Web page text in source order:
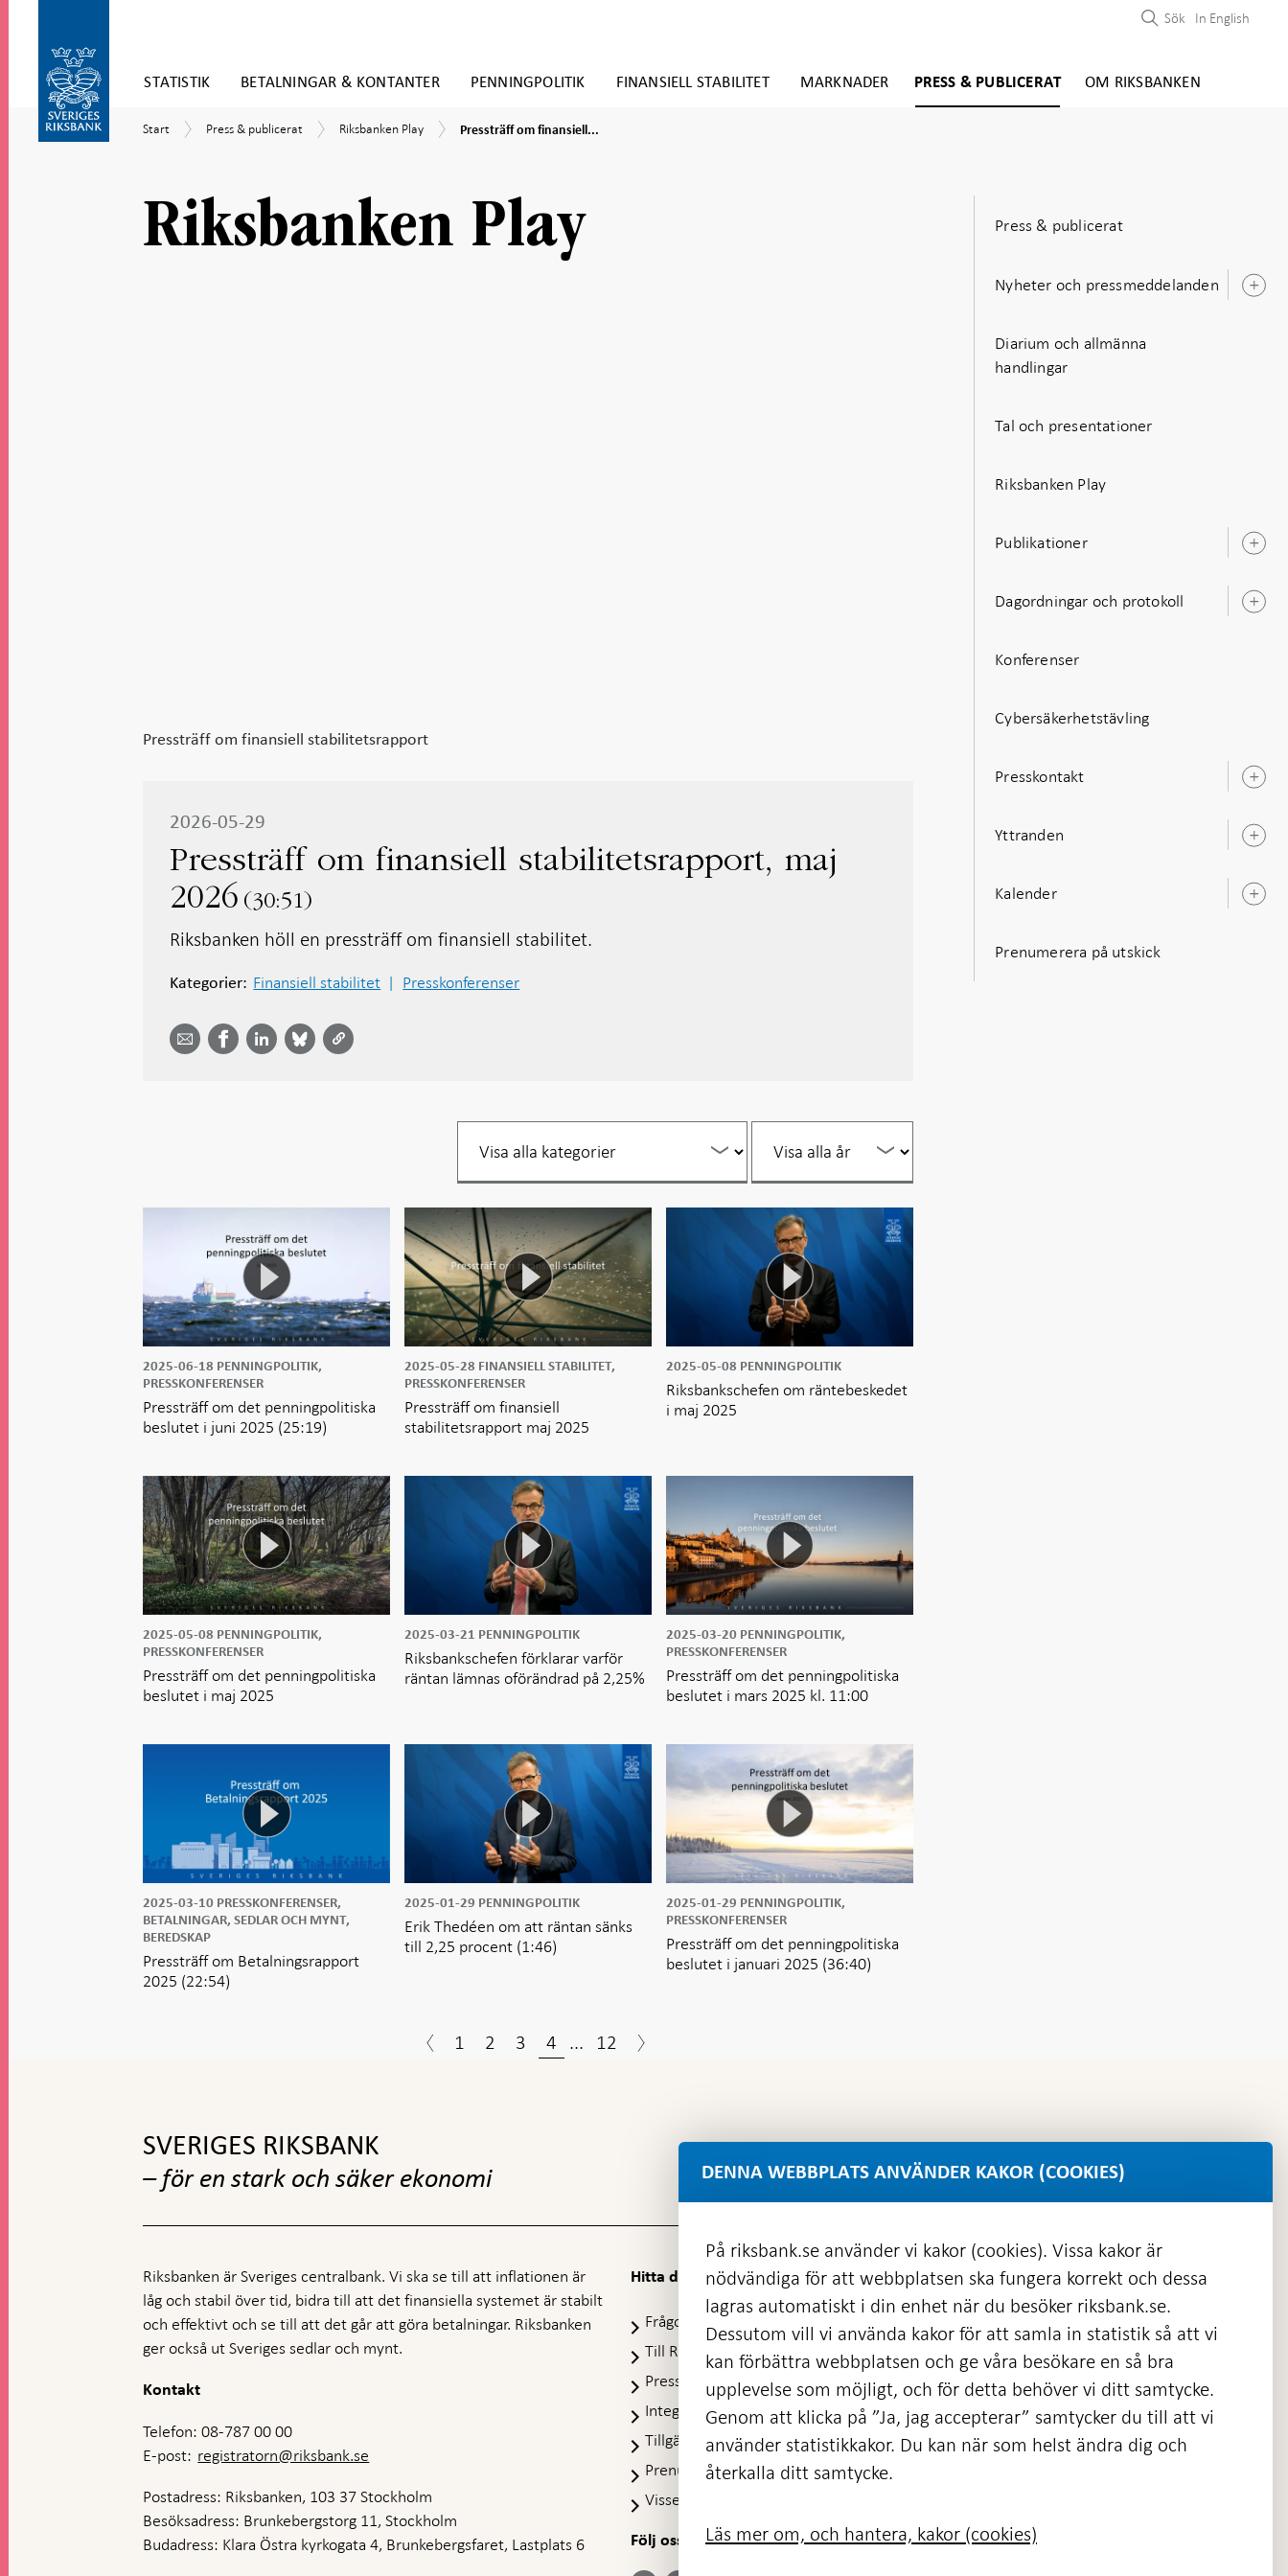
direkt
innehåll
STATISTIK BETALNINGAR & KONTANTER PENNINGPOLITIK FINANSIELL STABILITET MARKNADER PRESS & PUBLICERAT OM RIKSBANKEN
till
Sök In English
Start
Start
Press
Press & publicerat
Riksbanken
Riksbanken Play
Pressträff
2026
Pressträff om finansiell...
Riksbanken Play
Pressträff om finansiell stabilitetsrapport
2026-05-29
Pressträff om finansiell stabilitetsrapport, maj
2026
30:51
Riksbanken höll en pressträff om finansiell stabilitet.
Kategorier: Finansiell stabilitet Presskonferenser
email -
Dela på
FacebookLinkedIn
-
på
Bluesky
på
Twitter
per
år
per
år
2025-06-18 PENNINGPOLITIK,
PRESSKONFERENSER
Pressträff om det penningpolitiska
beslutet i juni 2025 (25:19)
2025-05-28 FINANSIELL STABILITET,
PRESSKONFERENSER
Pressträff om finansiell
stabilitetsrapport maj 2025
2025-05-08 PENNINGPOLITIK
Riksbankschefen om räntebeskedet
i maj 2025
2025-05-08 PENNINGPOLITIK,
PRESSKONFERENSER
Pressträff om det penningpolitiska
beslutet i maj 2025
2025-03-21 PENNINGPOLITIK
Riksbankschefen förklarar varför
räntan lämnas oförändrad på 2,25%
2025-03-20 PENNINGPOLITIK,
PRESSKONFERENSER
Pressträff om det penningpolitiska
beslutet i mars 2025 kl. 11:00
2025-03-10 PRESSKONFERENSER,
BETALNINGAR, SEDLAR OCH MYNT,
BEREDSKAP
Pressträff om Betalningsrapport
2025 (22:54)
2025-01-29 PENNINGPOLITIK
Erik Thedéen om att räntan sänks
till 2,25 procent (1:46)
2025-01-29 PENNINGPOLITIK,
PRESSKONFERENSER
Pressträff om det penningpolitiska
beslutet i januari 2025 (36:40)
1 2 3 4 ... 12
Press & publicerat
Nyheter och pressmeddelanden
Diarium och allmänna
handlingar
Tal och presentationer
Riksbanken Play
Publikationer
Dagordningar och protokoll
Konferenser
Cybersäkerhetstävling
Presskontakt
Yttranden
Kalender
Prenumerera på utskick
SVERIGES RIKSBANK
– för en stark och säker ekonomi
Riksbanken är Sveriges centralbank. Vi ska se till att inflationen är
låg och stabil över tid, bidra till att det finansiella systemet är stabilt
och effektivt och se till att det går att göra betalningar. Riksbanken
ger också ut Sveriges sedlar och mynt.
Kontakt
Telefon: 08-787 00 00
E-post: registratorn@riksbank.se
Postadress: Riksbanken, 103 37 Stockholm
Besöksadress: Brunkebergstorg 11, Stockholm
Budadress: Klara Östra kyrkogata 4, Brunkebergsfaret, Lastplats 6
Hitta direkt
Frågor och svar
Öppnas
i
ny
flik
Till Riksbankens webbarkiv
Öppnas
ny
flik
Presskontakt
Integritetspolicy
Tillgänglighetsredogörelse
Prenumerera på utskick
Visselblåsning
Följ oss på sociala medier
Dela på:Dela på:
Dela
DENNA WEBBPLATS ANVÄNDER KAKOR (COOKIES)
På riksbank.se använder vi kakor (cookies). Vissa kakor är
nödvändiga för att webbplatsen ska fungera korrekt och dessa
lagras automatiskt i din enhet när du besöker riksbank.se.
Dessutom vill vi använda kakor för att samla in statistik så att vi
kan förbättra webbplatsen och ge våra besökare en så bra
upplevelse som möjligt, och för detta behöver vi ditt samtycke.
Genom att klicka på ”Ja, jag accepterar” samtycker du till att vi
använder statistikkakor. Du kan när som helst ändra dig och
återkalla ditt samtycke.
Läs mer om, och hantera, kakor (cookies)